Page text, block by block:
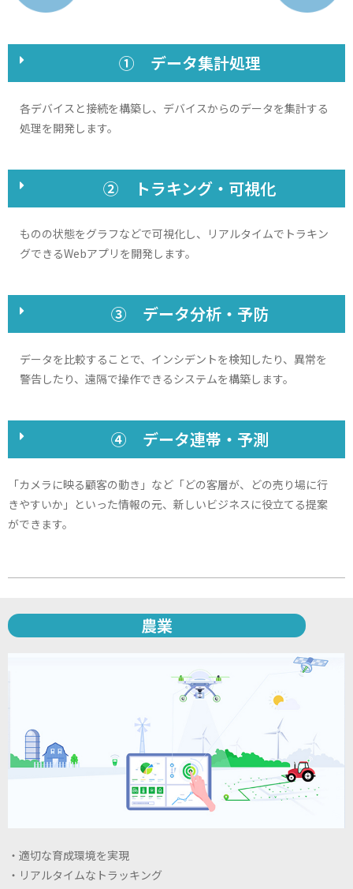
① データ集計処理
各デバイスと接続を構築し、デバイスからのデータを集計する
処理を開発します。
② トラキング・可視化
ものの状態をグラフなどで可視化し、リアルタイムでトラキン
グできるWebアプリを開発します。
③ データ分析・予防
データを比較することで、インシデントを検知したり、異常を
警告したり、遠隔で操作できるシステムを構築します。
④ データ連帯・予測
「カメラに映る顧客の動き」など「どの客層が、どの売り場に行
きやすいか」といった情報の元、新しいビジネスに役立てる提案
ができます。
農業
・適切な育成環境を実現
・リアルタイムなトラッキング